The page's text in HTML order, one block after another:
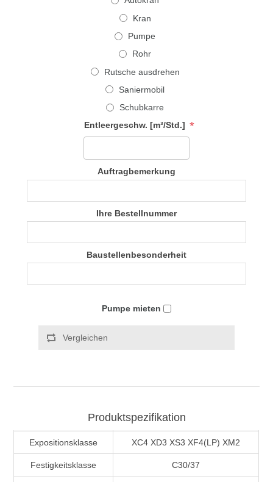
Kran
Pumpe
Rohr
Rutsche ausdrehen
Saniermobil
Schubkarre
Entleergeschw. [m³/Std.] *
Auftragbemerkung
Ihre Bestellnummer
Baustellenbesonderheit
Pumpe mieten
Vergleichen
Produktspezifikation
Expositionsklasse XC4 XD3 XS3 XF4(LP) XM2
Festigkeitsklasse C30/37